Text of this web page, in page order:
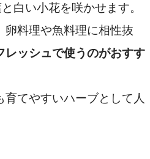
白い小花を咲かせます。
料理や魚料理に相性抜
レッシュで使うのがおすす
てやすいハーブとして人